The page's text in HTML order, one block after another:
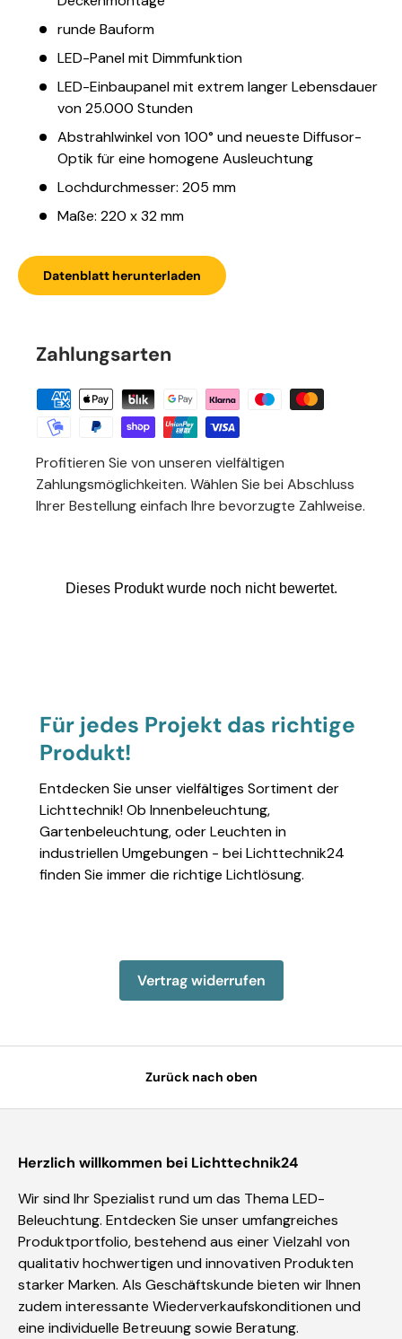
runde Bauform
LED-Panel mit Dimmfunktion
LED-Einbaupanel mit extrem langer Lebensdauer
von 25.000 Stunden
Abstrahlwinkel von 100° und neueste Diffusor-
Optik für eine homogene Ausleuchtung
Lochdurchmesser: 205 mm
Maße: 220 x 32 mm
Datenblatt herunterladen
Zahlungsarten
Profitieren Sie von unseren vielfältigen
Zahlungsmöglichkeiten. Wählen Sie bei Abschluss
Ihrer Bestellung einfach Ihre bevorzugte Zahlweise.
Für jedes Projekt das richtige
Produkt!
Entdecken Sie unser vielfältiges Sortiment der
Lichttechnik! Ob Innenbeleuchtung,
Gartenbeleuchtung, oder Leuchten in
industriellen Umgebungen - bei Lichttechnik24
finden Sie immer die richtige Lichtlösung.
Vertrag widerrufen
Zurück nach oben
Herzlich willkommen bei Lichttechnik24
Wir sind Ihr Spezialist rund um das Thema LED-
Beleuchtung. Entdecken Sie unser umfangreiches
Produktportfolio, bestehend aus einer Vielzahl von
qualitativ hochwertigen und innovativen Produkten
starker Marken. Als Geschäftskunde bieten wir Ihnen
zudem interessante Wiederverkaufskonditionen und
eine individuelle Betreuung sowie Beratung.